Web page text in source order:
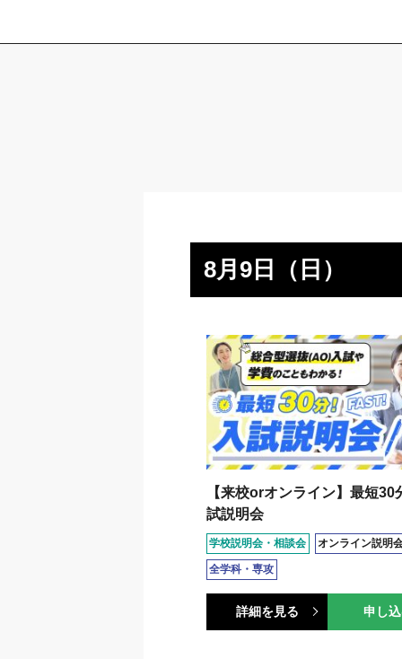
8月9日（日）
【来校orオンライン】最短30
試説明会
学校説明会・相談会 オンライン説明
全学科・専攻
詳細を見る 申し